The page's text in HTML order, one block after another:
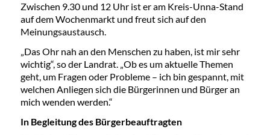
Zwischen 9.30 und 12 Uhr ist er am Kreis-Unna-Stand
auf dem Wochenmarkt und freut sich auf den
Meinungsaustausch.
„Das Ohr nah an den Menschen zu haben, ist mir sehr
wichtig“, so der Landrat. „Ob es um aktuelle Themen
geht, um Fragen oder Probleme – ich bin gespannt, mit
welchen Anliegen sich die Bürgerinnen und Bürger an
mich wenden werden.“
In Begleitung des Bürgerbeauftragten